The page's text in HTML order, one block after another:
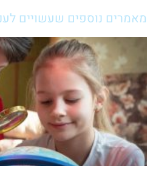
מאמרים נוספים שעשויים